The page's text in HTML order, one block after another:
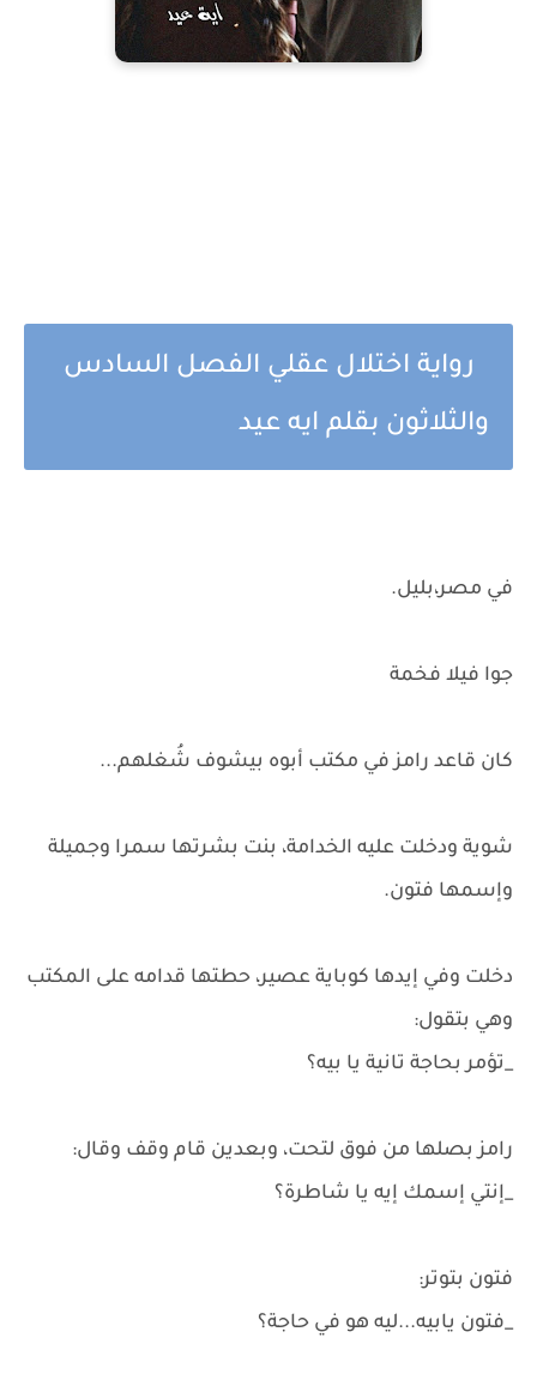
رواية اختلال عقلي الفصل السادس
والثلاثون بقلم ايه عيد
في مصر،بليل.
جوا فيلا فخمة
كان قاعد رامز في مكتب أبوه بيشوف شُغلهم...
شوية ودخلت عليه الخدامة، بنت بشرتها سمرا وجميلة
وإسمها فتون.
دخلت وفي إيدها كوباية عصير، حطتها قدامه على المكتب
وهي بتقول:
_تؤمر بحاجة تانية يا بيه؟
رامز بصلها من فوق لتحت، وبعدين قام وقف وقال:
_إنتي إسمك إيه يا شاطرة؟
فتون بتوتر:
_فتون يابيه...ليه هو في حاجة؟